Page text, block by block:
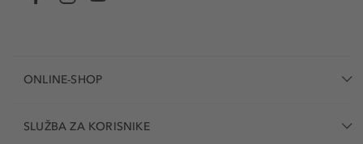
ONLINE-SHOP
SLUŽBA ZA KORISNIKE